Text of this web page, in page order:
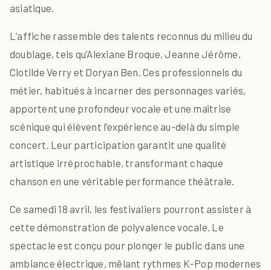
asiatique.
L’affiche rassemble des talents reconnus du milieu du
doublage, tels qu’Alexiane Broque, Jeanne Jérôme,
Clotilde Verry et Doryan Ben. Ces professionnels du
métier, habitués à incarner des personnages variés,
apportent une profondeur vocale et une maîtrise
scénique qui élèvent l’expérience au-delà du simple
concert. Leur participation garantit une qualité
artistique irréprochable, transformant chaque
chanson en une véritable performance théâtrale.
Ce samedi 18 avril, les festivaliers pourront assister à
cette démonstration de polyvalence vocale. Le
spectacle est conçu pour plonger le public dans une
ambiance électrique, mêlant rythmes K-Pop modernes